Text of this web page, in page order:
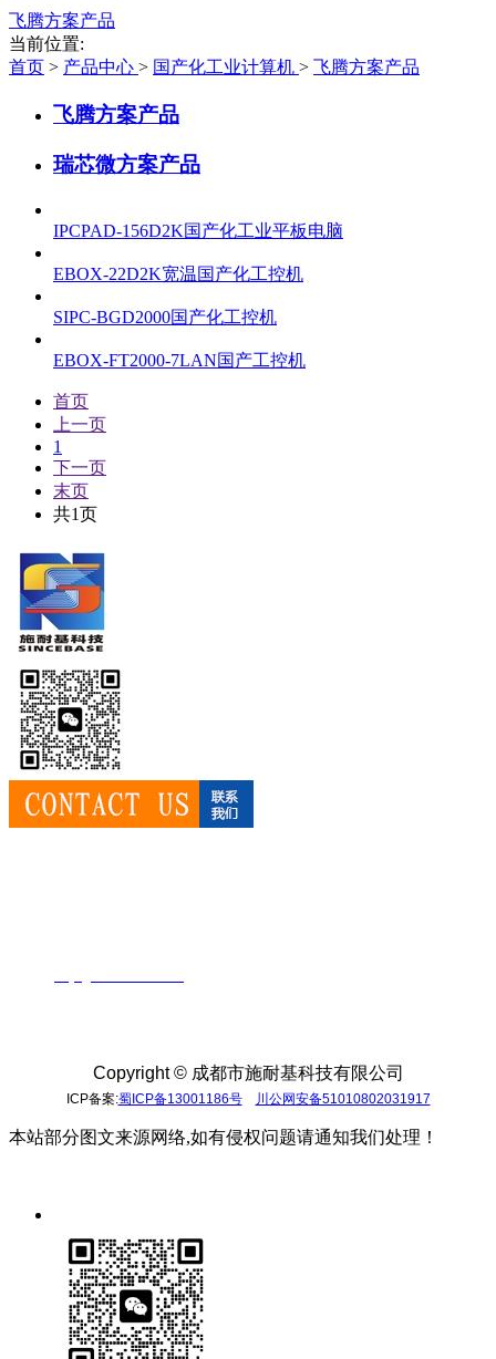
飞腾方案产品
当前位置:
首页 > 产品中心 > 国产化工业计算机 > 飞腾方案产品
飞腾方案产品
瑞芯微方案产品
IPCPAD-156D2K国产化工业平板电脑
EBOX-22D2K宽温国产化工控机
SIPC-BGD2000国产化工控机
EBOX-FT2000-7LAN国产工控机
首页
上一页
1
下一页
末页
共1页
Copyright ©成都市施耐基科技有限公司
ICP备案:蜀ICP备13001186号 川公网安备51010802031917
本站部分图文来源网络,如有侵权问题请通知我们处理！